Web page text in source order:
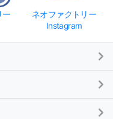
ー
ネオファクトリー
Instagram